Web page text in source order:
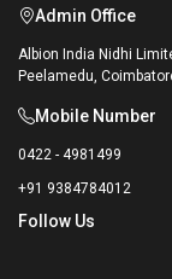
Admin Office
Albion India Nidhi
Peelamedu,
Mobile Number
0422 - 4981499
+91 9384784012
Follow Us